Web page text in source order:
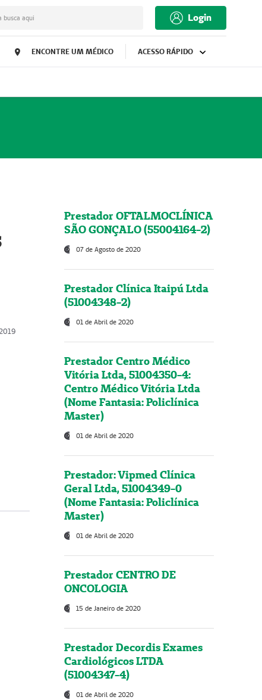
busca aqui Login
ENCONTRE UM MÉDICO ACESSO RÁPIDO
Prestador OFTALMOCLÍNICA
SÃO GONÇALO (55004164-2)
07 de Agosto de 2020
Prestador Clínica Itaipú Ltda
(51004348-2)
01 de Abril de 2020
Prestador Centro Médico
Vitória Ltda, 51004350-4:
Centro Médico Vitória Ltda
(Nome Fantasia: Policlínica
Master)
01 de Abril de 2020
Prestador: Vipmed Clínica
Geral Ltda, 51004349-0
(Nome Fantasia: Policlínica
Master)
01 de Abril de 2020
Prestador CENTRO DE
ONCOLOGIA
15 de Janeiro de 2020
Prestador Decordis Exames
Cardiológicos LTDA
(51004347-4)
01 de Abril de 2020